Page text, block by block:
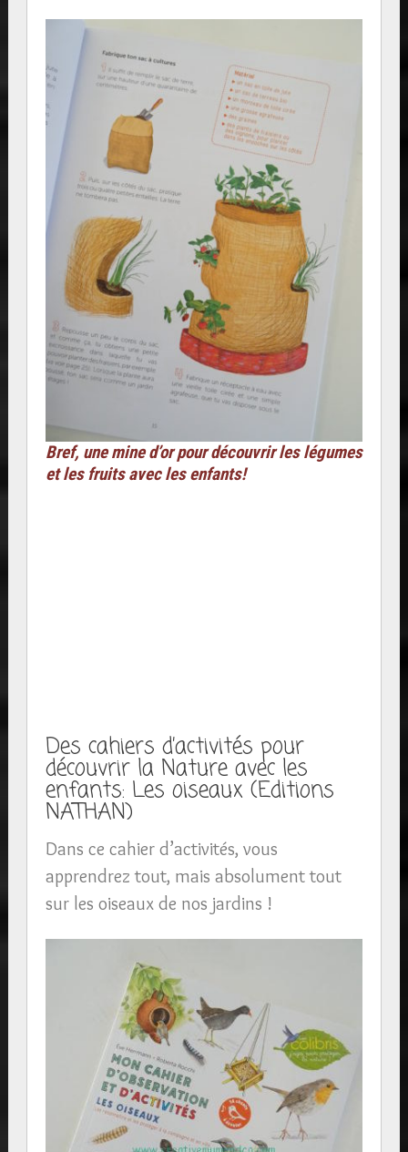
Bref, une mine d’or pour découvrir les légumes
et les fruits avec les enfants!
Des cahiers d’activités pour
découvrir la Nature avec les
enfants: Les oiseaux (Editions
NATHAN)
Dans ce cahier d’activités, vous
apprendrez tout, mais absolument tout
sur les oiseaux de nos jardins !